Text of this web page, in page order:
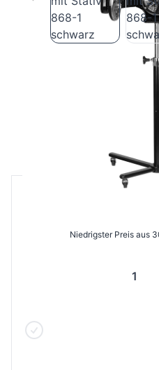
Gabbiano
mit Stativ 868-1
B2B Preis
Niedrigster Preis aus